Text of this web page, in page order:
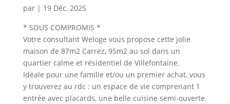
par | 19 Déc, 2025
* SOUS COMPROMIS *
Votre consultant Weloge vous propose cette jolie
maison de 87m2 Carrez, 95m2 au sol dans un
quartier calme et résidentiel de Villefontaine.
Idéale pour une famille et/ou un premier achat, vous
y trouverez au rdc : un espace de vie comprenant 1
entrée avec placards, une belle cuisine semi-ouverte